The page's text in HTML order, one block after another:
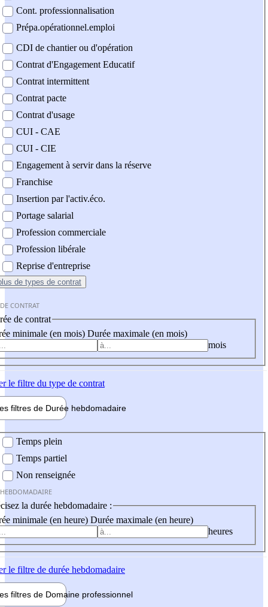
Cont. professionnalisation
Prépa.opérationnel.emploi
CDI de chantier ou d'opération
Contrat d'Engagement Educatif
Contrat intermittent
Contrat pacte
Contrat d'usage
CUI - CAE
CUI - CIE
Engagement à servir dans la réserve
Franchise
Insertion par l'activ.éco.
Portage salarial
Profession commerciale
Profession libérale
Reprise d'entreprise
de types de contrat
CONTRAT
de contrat
minimale (en mois) Durée maximale (en mois)
mois
le filtre du type de contrat
filtres de Durée hebdomadaire
Temps plein
Temps partiel
Non renseignée
la durée hebdomadaire :
minimale (en heure) Durée maximale (en heure)
heures
le filtre de durée hebdomadaire
filtres de Domaine professionnel